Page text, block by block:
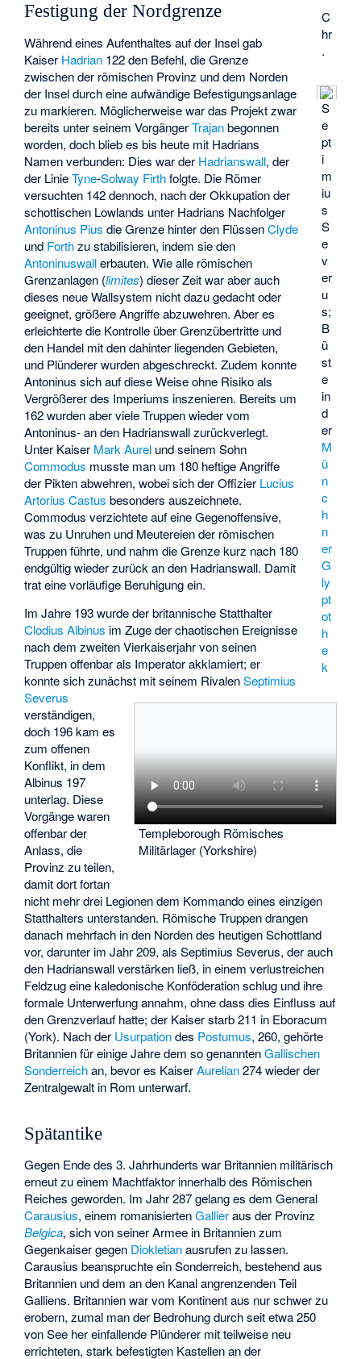
C
hr
.
Festigung der Nordgrenze
S
e
pt
i
m
iu
s
S
e
v
er
u
s;
B
ü
st
e
in
d
er
M
ü
n
c
h
n
er
G
ly
pt
ot
h
e
k
Während eines Aufenthaltes auf der Insel gab
Kaiser Hadrian 122 den Befehl, die Grenze
zwischen der römischen Provinz und dem Norden
der Insel durch eine aufwändige Befestigungsanlage
zu markieren. Möglicherweise war das Projekt zwar
bereits unter seinem VorgängerTrajanbegonnen
worden, doch blieb es bis heute mit Hadrians
Namen verbunden: Dies war der Hadrianswall, der
der LinieTyne-Solway Firthfolgte. Die Römer
versuchten 142 dennoch, nach der Okkupation der
schottischen Lowlands unter Hadrians Nachfolger
Antoninus Pius die Grenze hinter den FlüssenClyde
und Forthzu stabilisieren, indem sie den
Antoninuswallerbauten. Wie alle römischen
Grenzanlagen (limites) dieser Zeit war aber auch
dieses neue Wallsystem nicht dazu gedacht oder
geeignet, größere Angriffe abzuwehren. Aber es
erleichterte die Kontrolle über Grenzübertritte und
den Handel mit den dahinter liegenden Gebieten,
und Plünderer wurden abgeschreckt. Zudem konnte
Antoninus sich auf diese Weise ohne Risiko als
Vergrößerer des Imperiums inszenieren. Bereits um
162 wurden aber viele Truppen wieder vom
Antoninus- an den Hadrianswall zurückverlegt.
Unter Kaiser Mark Aurel und seinem Sohn
Commodus musste man um 180 heftige Angriffe
der Pikten abwehren, wobei sich der Offizier Lucius
Artorius Castus besonders auszeichnete.
Commodus verzichtete auf eine Gegenoffensive,
was zu Unruhen und Meutereien der römischen
Truppen führte, und nahm die Grenze kurz nach 180
endgültig wieder zurück an den Hadrianswall. Damit
trat eine vorläufige Beruhigung ein.
Templeborough Römisches
Militärlager (Yorkshire)
Im Jahre 193 wurde der britannische Statthalter
Clodius Albinus im Zuge der chaotischen Ereignisse
nach dem zweiten Vierkaiserjahr von seinen
Truppen offenbar als Imperator akklamiert; er
konnte sich zunächst mit seinem RivalenSeptimius
Severus
verständigen,
doch 196 kam es
zum offenen
Konflikt, in dem
Albinus 197
unterlag. Diese
Vorgänge waren
offenbar der
Anlass, die
Provinz zu teilen,
damit dort fortan
nicht mehr drei Legionen dem Kommando eines einzigen
Statthalters unterstanden. Römische Truppen drangen
danach mehrfach in den Norden des heutigen Schottland
vor, darunter im Jahr 209, als Septimius Severus, der auch
den Hadrianswall verstärken ließ, in einem verlustreichen
Feldzug eine kaledonische Konföderation schlug und ihre
formale Unterwerfung annahm, ohne dass dies Einfluss auf
den Grenzverlauf hatte; der Kaiser starb 211 in Eboracum
(York). Nach der Usurpationdes Postumus, 260, gehörte
Britannien für einige Jahre dem so genanntenGallischen
Sonderreichan, bevor es KaiserAurelian274 wieder der
Zentralgewalt in Rom unterwarf.
Spätantike
Gegen Ende des 3. Jahrhunderts war Britannien militärisch
erneut zu einem Machtfaktor innerhalb des Römischen
Reiches geworden. Im Jahr 287 gelang es dem General
Carausius, einem romanisiertenGallieraus der Provinz
Belgica, sich von seiner Armee in Britannien zum
Gegenkaiser gegen Diokletianausrufen zu lassen.
Carausius beanspruchte ein Sonderreich, bestehend aus
Britannien und dem an den Kanal angrenzenden Teil
Galliens. Britannien war vom Kontinent aus nur schwer zu
erobern, zumal man der Bedrohung durch seit etwa 250
von See her einfallende Plünderer mit teilweise neu
errichteten, stark befestigten Kastellen an der